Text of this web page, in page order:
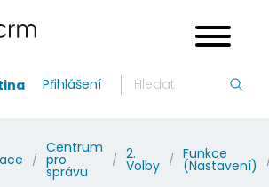
Přihlášení
/
Centrum
pro
správu
/ 2.
Volby / Funkce
(Nastavení)